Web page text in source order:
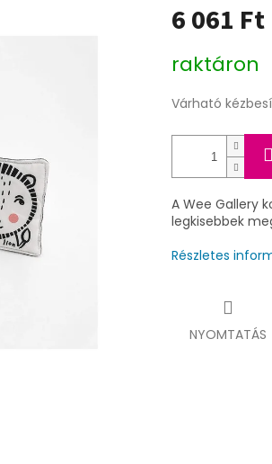
6 061 Ft
raktáron
Várható
A Wee Gallery
legkisebbek
Részletes
NYOMTATÁS